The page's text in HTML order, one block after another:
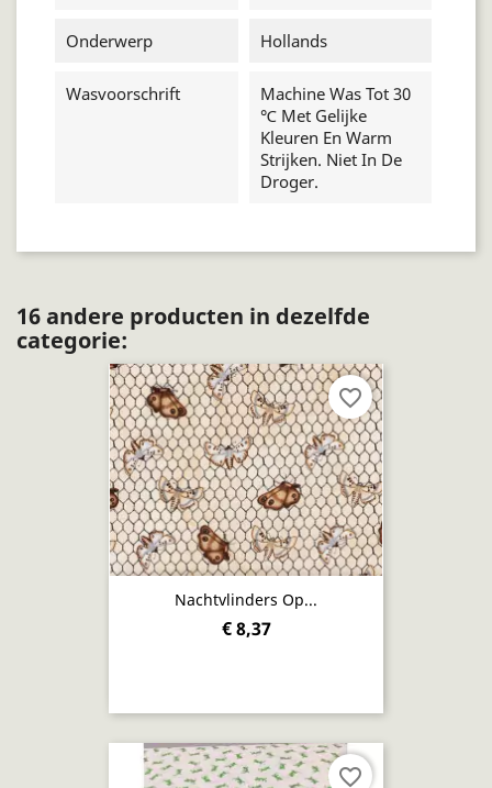
Onderwerp Hollands
Wasvoorschrift
Machine Was Tot 30
℃ Met Gelijke
Kleuren En Warm
Strijken. Niet In De
Droger.
16 andere producten in dezelfde
categorie:
Nachtvlinders Op...
€ 8,37
favorite_border
favorite_border